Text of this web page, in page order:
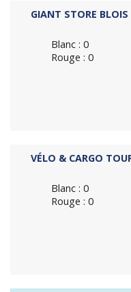
GIANT STORE BLOIS
Blanc : 0
Rouge : 0
VÉLO & CARGO
Blanc : 0
Rouge : 0